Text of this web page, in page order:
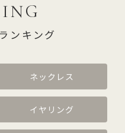
ンキング
ネックレス
イヤリング